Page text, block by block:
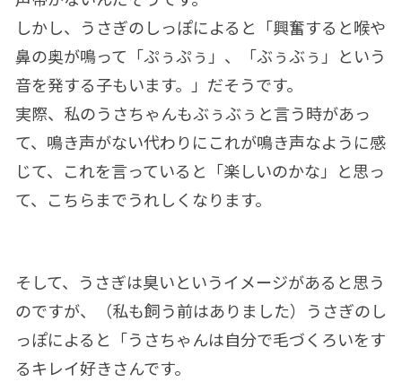
しかし、うさぎのしっぽによると「興奮すると喉や
鼻の奥が鳴って「ぷぅぷぅ」、「ぶぅぶぅ」という
音を発する子もいます。」だそうです。
実際、私のうさちゃんもぶぅぶぅと言う時があっ
て、鳴き声がない代わりにこれが鳴き声なように感
じて、これを言っていると「楽しいのかな」と思っ
て、こちらまでうれしくなります。
そして、うさぎは臭いというイメージがあると思う
のですが、（私も飼う前はありました）うさぎのし
っぽによると「うさちゃんは自分で毛づくろいをす
るキレイ好きさんです。